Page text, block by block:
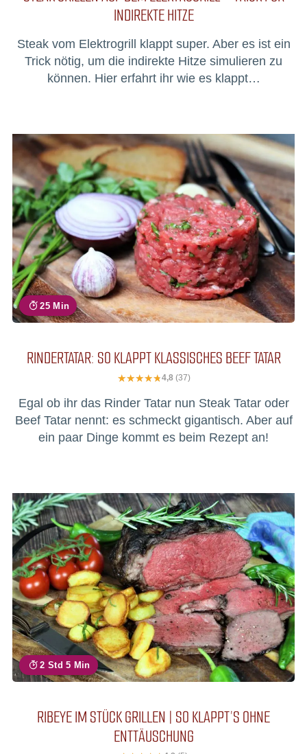
INDIREKTE HITZE
Steak vom Elektrogrill klappt super. Aber es ist ein
Trick nötig, um die indirekte Hitze simulieren zu
können. Hier erfahrt ihr wie es klappt…
25 Min
RINDERTATAR: SO KLAPPT KLASSISCHES BEEF TATAR
4,8 (37)
Egal ob ihr das Rinder Tatar nun Steak Tatar oder
Beef Tatar nennt: es schmeckt gigantisch. Aber auf
ein paar Dinge kommt es beim Rezept an!
2 Std 5 Min
RIBEYE IM STÜCK GRILLEN | SO KLAPPT’S OHNE
ENTTÄUSCHUNG